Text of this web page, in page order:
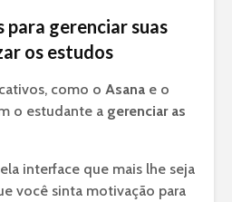
para gerenciar suas
os estudos
como o Asana e o
o estudante a gerenciar as
interface que mais lhe seja
você sinta motivação para